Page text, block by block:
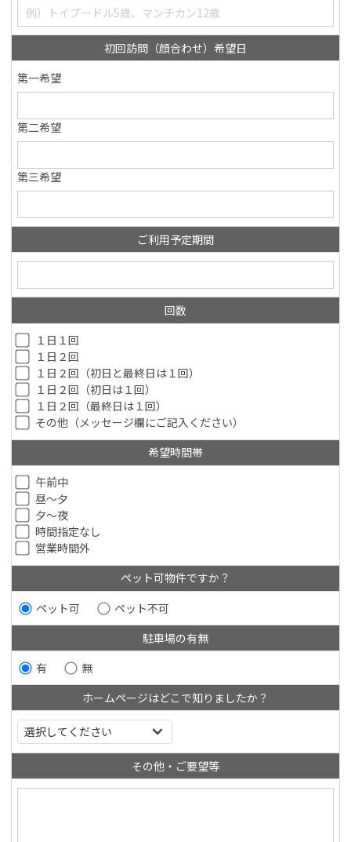
初回訪問（顔合わせ）希望日
第一希望
第二希望
第三希望
ご利用予定期間
回数
１日１回
１日２回
１日２回（初日と最終日は１回）
１日２回（初日は１回）
１日２回（最終日は１回）
その他（メッセージ欄にご記入ください）
希望時間帯
午前中
昼～夕
夕～夜
時間指定なし
営業時間外
ペット可物件ですか？
ペット可
ペット不可
駐車場の有無
有
無
ホームページはどこで知りましたか？
その他・ご要望等